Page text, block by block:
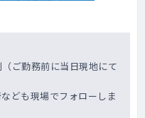
ご勤務前に当日現地にて
ども現場でフォローしま